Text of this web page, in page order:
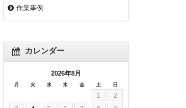
作業事例
カレンダー
2026年8月
月 火 水 木 金 土 日
1
2